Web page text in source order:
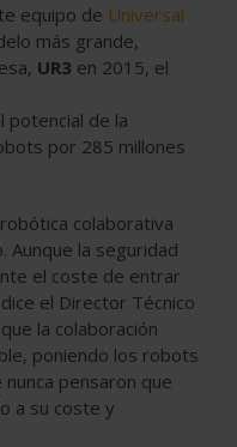
equipo de Universal
más grande,
UR3 en 2015, el
potencial de la
por 285 millones
colaborativa
la seguridad
el coste de entrar
el Director Técnico
la colaboración
poniendo los robots
pensaron que
a su coste y